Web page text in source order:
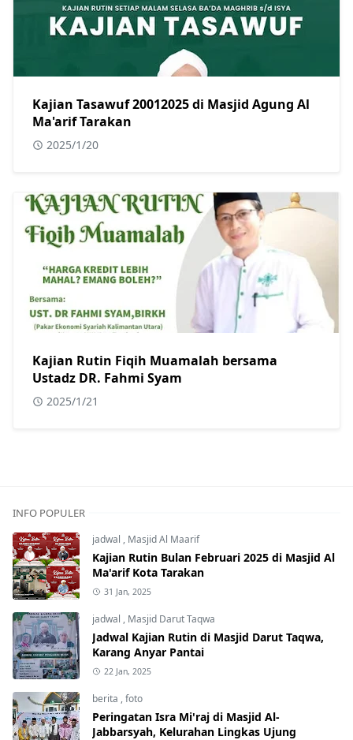
Kajian Tasawuf 20012025 di Masjid Agung Al
Ma'arif Tarakan
2025/1/20
Kajian Rutin Fiqih Muamalah bersama
Ustadz DR. Fahmi Syam
2025/1/21
INFO POPULER
jadwal , Masjid Al Maarif
Kajian Rutin Bulan Februari 2025 di Masjid Al
Ma'arif Kota Tarakan
31 Jan, 2025
jadwal , Masjid Darut Taqwa
Jadwal Kajian Rutin di Masjid Darut Taqwa,
Karang Anyar Pantai
22 Jan, 2025
berita ,foto
Peringatan Isra Mi'raj di Masjid Al-
Jabbarsyah, Kelurahan Lingkas Ujung